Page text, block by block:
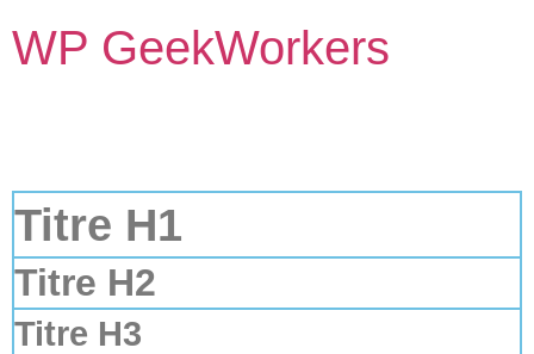
WP GeekWorkers
Titre H1
Titre H2
Titre H3